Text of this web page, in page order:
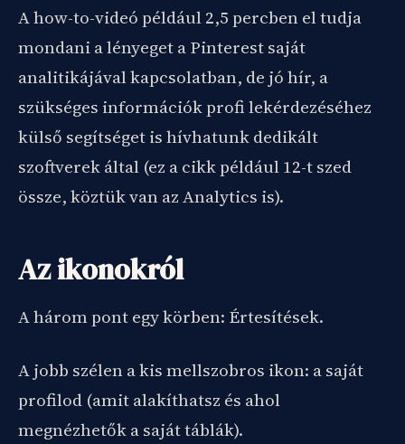
A how-to-videó például 2,5 percben el tudja
mondani a lényeget a Pinterest saját
analitikájával kapcsolatban, de jó hír, a
szükséges információk profi lekérdezéséhez
külső segítséget is hívhatunk dedikált
szoftverek által (ez a cikk például 12-t szed
össze, köztük van az Analytics is).
Az ikonokról
A három pont egy körben: Értesítések.
A jobb szélen a kis mellszobros ikon: a saját
profilod (amit alakíthatsz és ahol
megnézhetők a saját táblák).